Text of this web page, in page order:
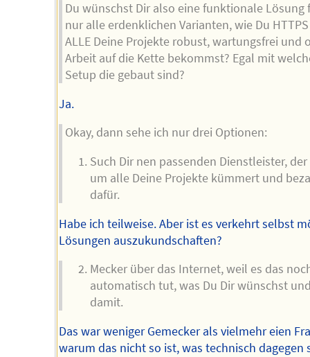
Du wünschst Dir also eine funktionale Lösung
nur alle erdenklichen Varianten, wie Du
ALLE Deine Projekte robust, wartungsfrei und
Arbeit auf die Kette bekommst? Egal mit
Setup die gebaut sind?
Ja.
Okay, dann sehe ich nur drei Optionen:
Such Dir nen passenden Dienstleister, der
um alle Deine Projekte kümmert und
dafür.
Habe ich teilweise. Aber ist es verkehrt selbst
Lösungen auszukundschaften?
Mecker über das Internet, weil es das
automatisch tut, was Du Dir wünschst
damit.
Das war weniger Gemecker als vielmehr eien
warum das nicht so ist, was technisch dagegen